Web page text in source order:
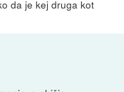
da je kej druga kot